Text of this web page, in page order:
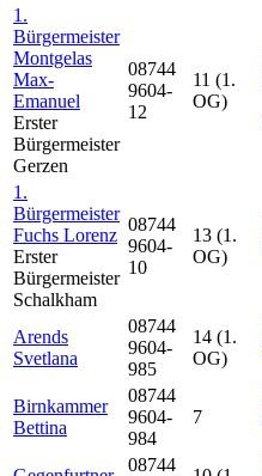
1.
Bürgermeister
Montgelas
Max-
Emanuel
Erster
Bürgermeister
Gerzen
08744
9604-
12
11 (1.
OG)
1.
Bürgermeister
Fuchs Lorenz
Erster
Bürgermeister
Schalkham
08744
9604-
10
13 (1.
OG)
Arends
Svetlana
08744
9604-
985
14 (1.
OG)
Birnkammer
Bettina
08744
9604-
984
7
08744